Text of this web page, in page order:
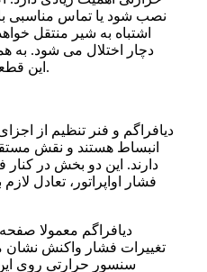
نصب شود یا تماس مناسبی با
اشتباه به شیر منتقل
دچار اختلال می شود.
این قطعه باید دقت زیادی انجام شود.
دیافراگم و فنر تنظیم از
انبساط هستند و نقش
دارند. این دو بخش در
فشار اواپراتور، تعادل
دیافراگم معمولا
تغییرات فشار واکنش نشان
سنسور حرارتی روی